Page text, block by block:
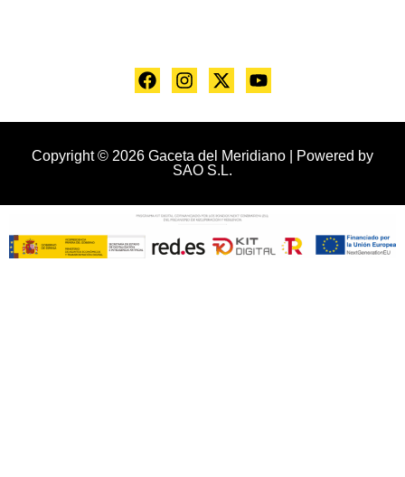
Copyright © 2026 Gaceta del Meridiano | Powered by
SAO S.L.